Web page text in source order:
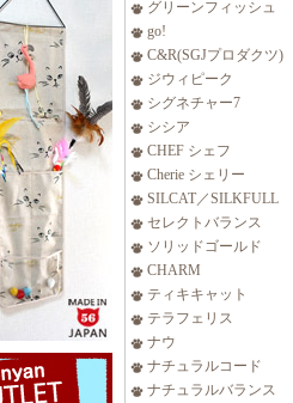
グリーンフィッシュ
go!
C&R(SGJプロダクツ)
ジウィピーク
シグネチャー7
シシア
CHEF シェフ
Cherie シェリー
SILCAT／SILKFULL
セレクトバランス
ソリッドゴールド
CHARM
ティキキャット
テラフェリス
ナウ
ナチュラルコード
ナチュラルバランス